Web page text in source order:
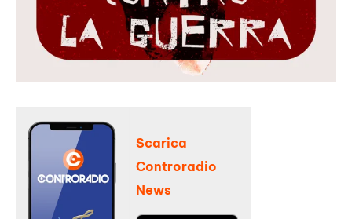
Scarica
Controradio
News